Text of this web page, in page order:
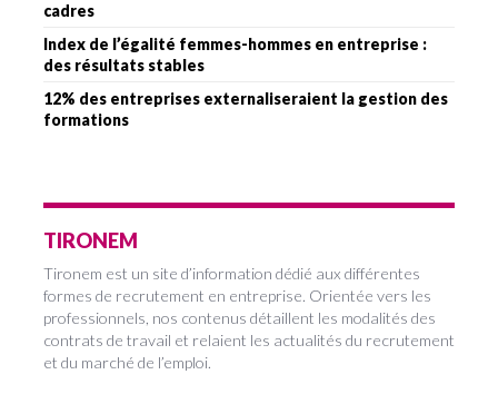
cadres
Index de l’égalité femmes-hommes en entreprise :
des résultats stables
12% des entreprises externaliseraient la gestion des
formations
TIRONEM
Tironem est un site d’information dédié aux différentes
formes de recrutement en entreprise. Orientée vers les
professionnels, nos contenus détaillent les modalités des
contrats de travail et relaient les actualités du recrutement
et du marché de l’emploi.